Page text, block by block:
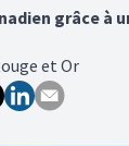
grâce à
et Or